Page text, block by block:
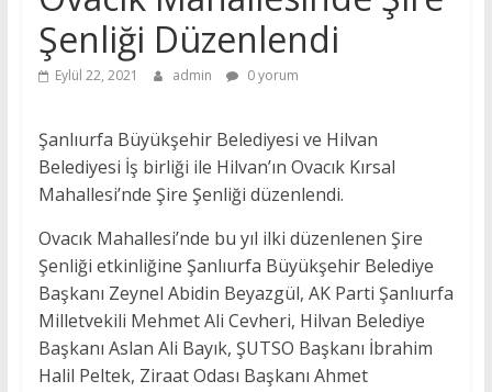
Şenliği Düzenlendi
Eylül 22, 2021 admin 0 yorum
Şanlıurfa Büyükşehir Belediyesi ve Hilvan
Belediyesi İş birliği ile Hilvan’ın Ovacık Kırsal
Mahallesi’nde Şire Şenliği düzenlendi.
Ovacık Mahallesi’nde bu yıl ilki düzenlenen Şire
Şenliği etkinliğine Şanlıurfa Büyükşehir Belediye
Başkanı Zeynel Abidin Beyazgül, AK Parti Şanlıurfa
Milletvekili Mehmet Ali Cevheri, Hilvan Belediye
Başkanı Aslan Ali Bayık, ŞUTSO Başkanı İbrahim
Halil Peltek, Ziraat Odası Başkanı Ahmet